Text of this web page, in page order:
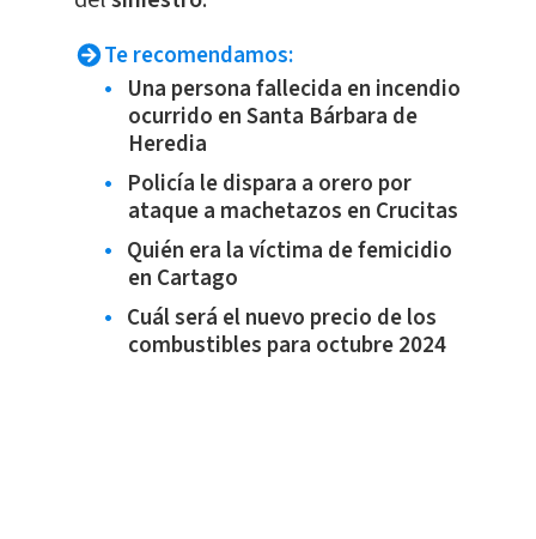
Te recomendamos:
Una persona fallecida en incendio
ocurrido en Santa Bárbara de
Heredia
Policía le dispara a orero por
ataque a machetazos en Crucitas
Quién era la víctima de femicidio
en Cartago
Cuál será el nuevo precio de los
combustibles para octubre 2024